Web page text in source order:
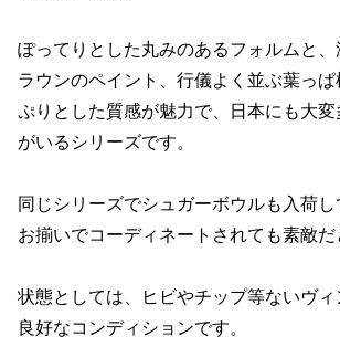
ぽってりとした丸みのあるフォルムと
ラウンのペイント、行儀よく並ぶ葉っ
ぷりとした質感が魅力で、日本にも大
がいるシリーズです。
同じシリーズでシュガーボウルも入荷し
お揃いでコーディネートされても素敵だ
状態としては、ヒビやチップ等ないヴ
良好なコンディションです。